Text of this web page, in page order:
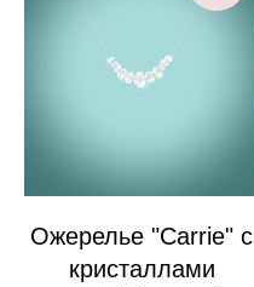
Ожерелье "Carrie" с
кристаллами